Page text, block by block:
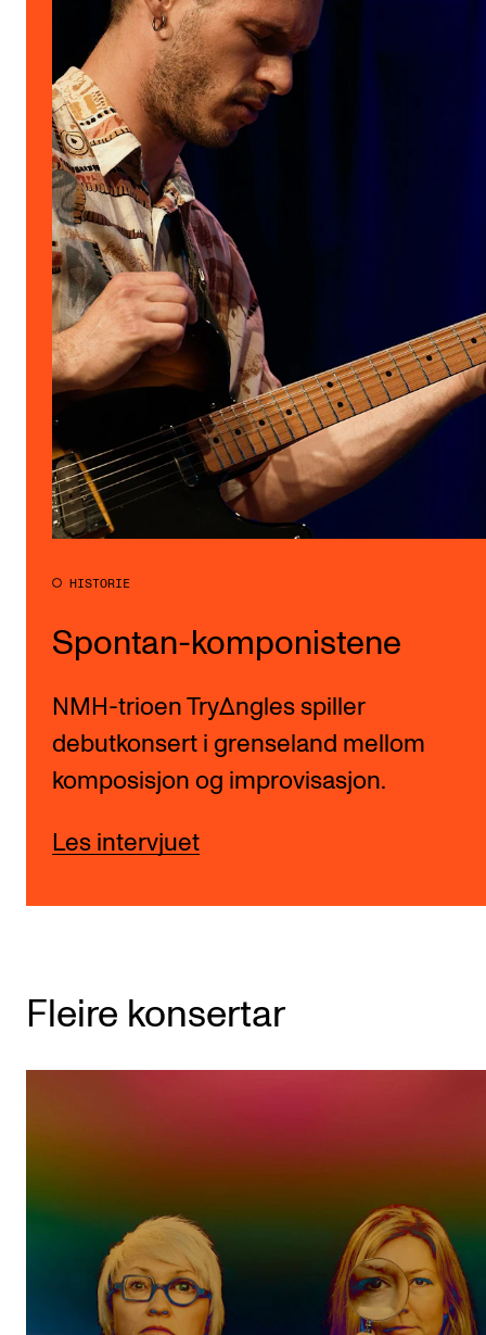
HISTORIE
Spontan-komponistene
NMH-trioen TryΔngles spiller
debutkonsert i grenseland mellom
komposisjon og improvisasjon.
Les intervjuet
Fleire konsertar